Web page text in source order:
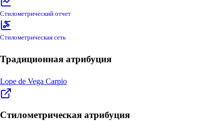
Стилометрический отчет
Стилометрическая сеть
Традиционная атрибуция
Lope de Vega Carpio
Стилометрическая атрибуция